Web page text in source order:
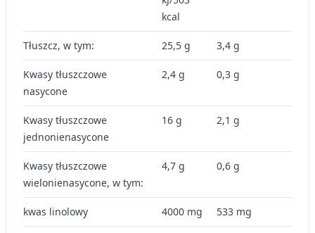
kcal
Tłuszcz, w tym: 25,5 g 3,4 g
Kwasy tłuszczowe
nasycone
2,4 g 0,3 g
Kwasy tłuszczowe
jednonienasycone
16 g 2,1 g
Kwasy tłuszczowe
wielonienasycone, w tym:
4,7 g 0,6 g
kwas linolowy 4000 mg 533 mg